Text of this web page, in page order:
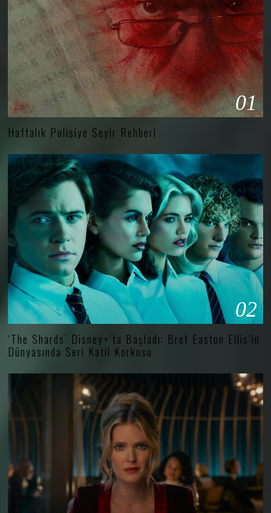
01
Haftalık Polisiye Seyir Rehberi
02
‘The Shards’ Disney+’ta Başladı: Bret Easton Ellis’in
Dünyasında Seri Katil Korkusu